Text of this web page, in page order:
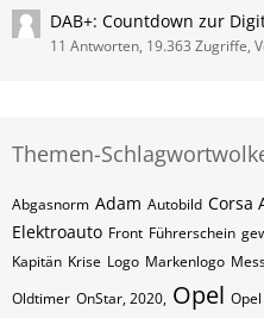
DAB+: Countdown zur
11 Antworten, 19.363 Zugriffe,
Themen-
Abgasnorm Adam Autobild Corsa
Elektroauto Front Führerschein
Kapitän Krise Logo Markenlogo
Oldtimer OnStar, 2020, Opel